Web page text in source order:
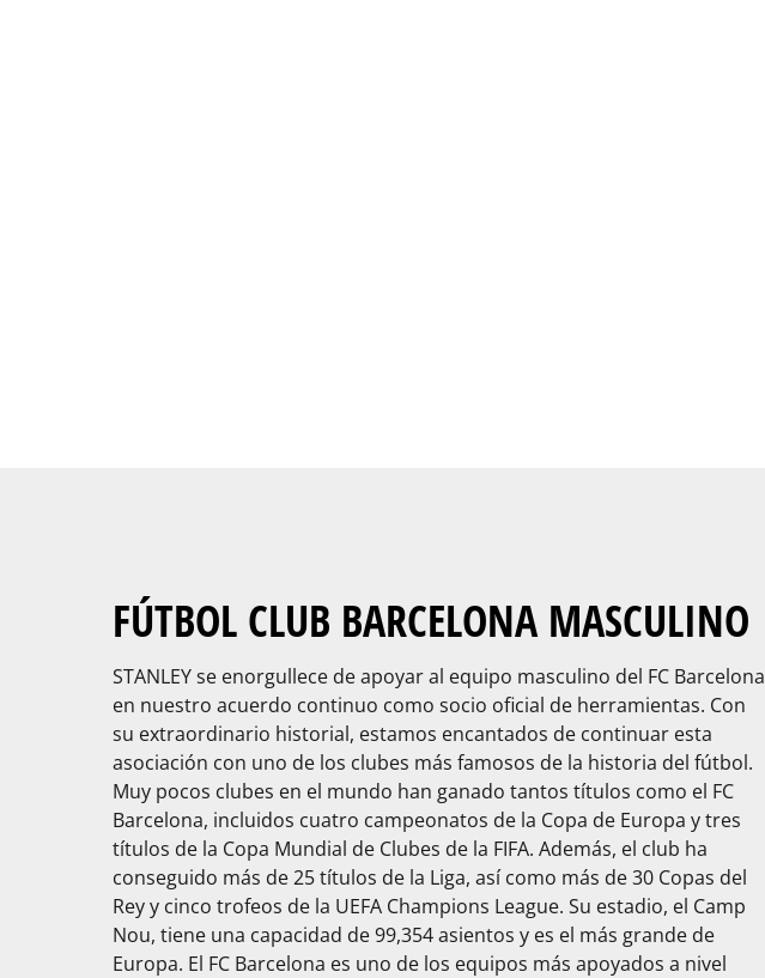
FÚTBOL CLUB BARCELONA MASCULINO
STANLEY se enorgullece de apoyar al equipo masculino del FC Barcelona
en nuestro acuerdo continuo como socio oficial de herramientas. Con
su extraordinario historial, estamos encantados de continuar esta
asociación con uno de los clubes más famosos de la historia del fútbol.
Muy pocos clubes en el mundo han ganado tantos títulos como el FC
Barcelona, ​​incluidos cuatro campeonatos de la Copa de Europa y tres
títulos de la Copa Mundial de Clubes de la FIFA. Además, el club ha
conseguido más de 25 títulos de la Liga, así como más de 30 Copas del
Rey y cinco trofeos de la UEFA Champions League. Su estadio, el Camp
Nou, tiene una capacidad de 99,354 asientos y es el más grande de
Europa. El FC Barcelona es uno de los equipos más apoyados a nivel